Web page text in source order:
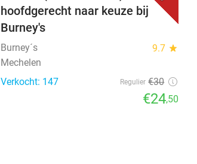
hoofdgerecht naar keuze bij
Burney's
Burney´s 9.7 star
Mechelen
Verkocht: 147
Regulier €30
€24,50